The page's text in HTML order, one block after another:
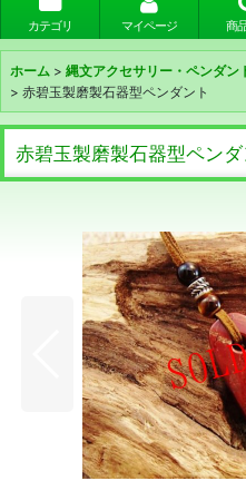
カテゴリ マイページ 商
ホーム > 縄文アクセサリー・ペンダン
> 赤碧玉製磨製石器型ペンダント
赤碧玉製磨製石器型ペンダ